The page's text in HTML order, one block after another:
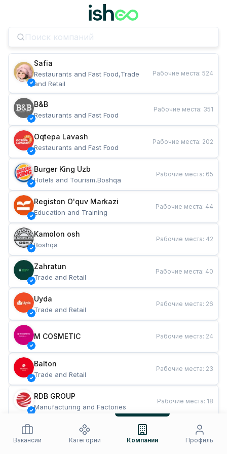
Safia
Restaurants and Fast Food,Trade
and Retail
Рабочие места: 524
B&B
Restaurants and Fast Food
Рабочие места: 351
Oqtepa Lavash
Restaurants and Fast Food
Рабочие места: 202
Burger King Uzb
Hotels and Tourism,Boshqa
Рабочие места: 65
Registon O'quv Markazi
Education and Training
Рабочие места: 44
Kamolon osh
Boshqa
Рабочие места: 42
Zahratun
Trade and Retail
Рабочие места: 40
Uyda
Trade and Retail
Рабочие места: 26
M COSMETIC Рабочие места: 24
Balton
Trade and Retail
Рабочие места: 23
RDB GROUP
Manufacturing and Factories
Рабочие места: 18
Restaurants and Fast Food
Рабочие места
Вакансии
Категории Компании Профиль